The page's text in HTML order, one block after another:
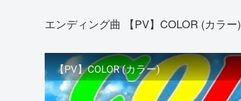
エンディング曲 【PV】COLOR (カラー)
【PV】COLOR (カラー)